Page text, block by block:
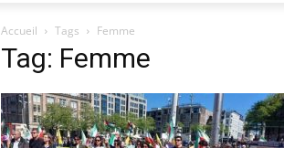
Accueil Tags Femme
Tag: Femme